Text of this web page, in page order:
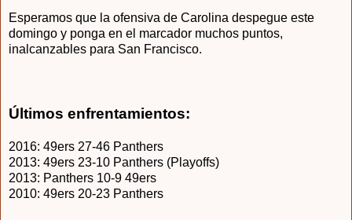
Esperamos que la ofensiva de Carolina despegue este
domingo y ponga en el marcador muchos puntos,
inalcanzables para San Francisco.
Últimos enfrentamientos:
2016: 49ers 27-46 Panthers
2013: 49ers 23-10 Panthers (Playoffs)
2013: Panthers 10-9 49ers
2010: 49ers 20-23 Panthers